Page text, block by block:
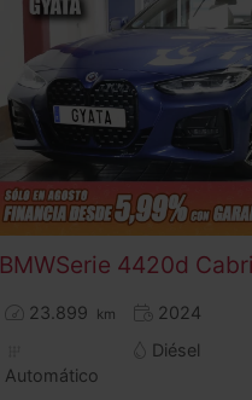
BMWSerie 4
23.899 km 2024
Automático
Diésel